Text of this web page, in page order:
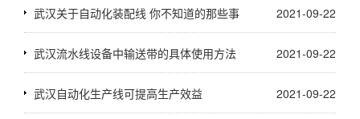
武汉关于自动化装配线 你不知道的那些事 2021-09-22
武汉流水线设备中输送带的具体使用方法 2021-09-22
武汉自动化生产线可提高生产效益 2021-09-22